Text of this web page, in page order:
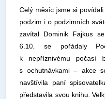
Celý měsíc jsme si
podzim i o podzimních
zavítal Dominik Fajkus
6.10. se pořádaly
k nepříznivému počasí
s ochutnávkami – akce
navštívila paní
představila svou knihu.